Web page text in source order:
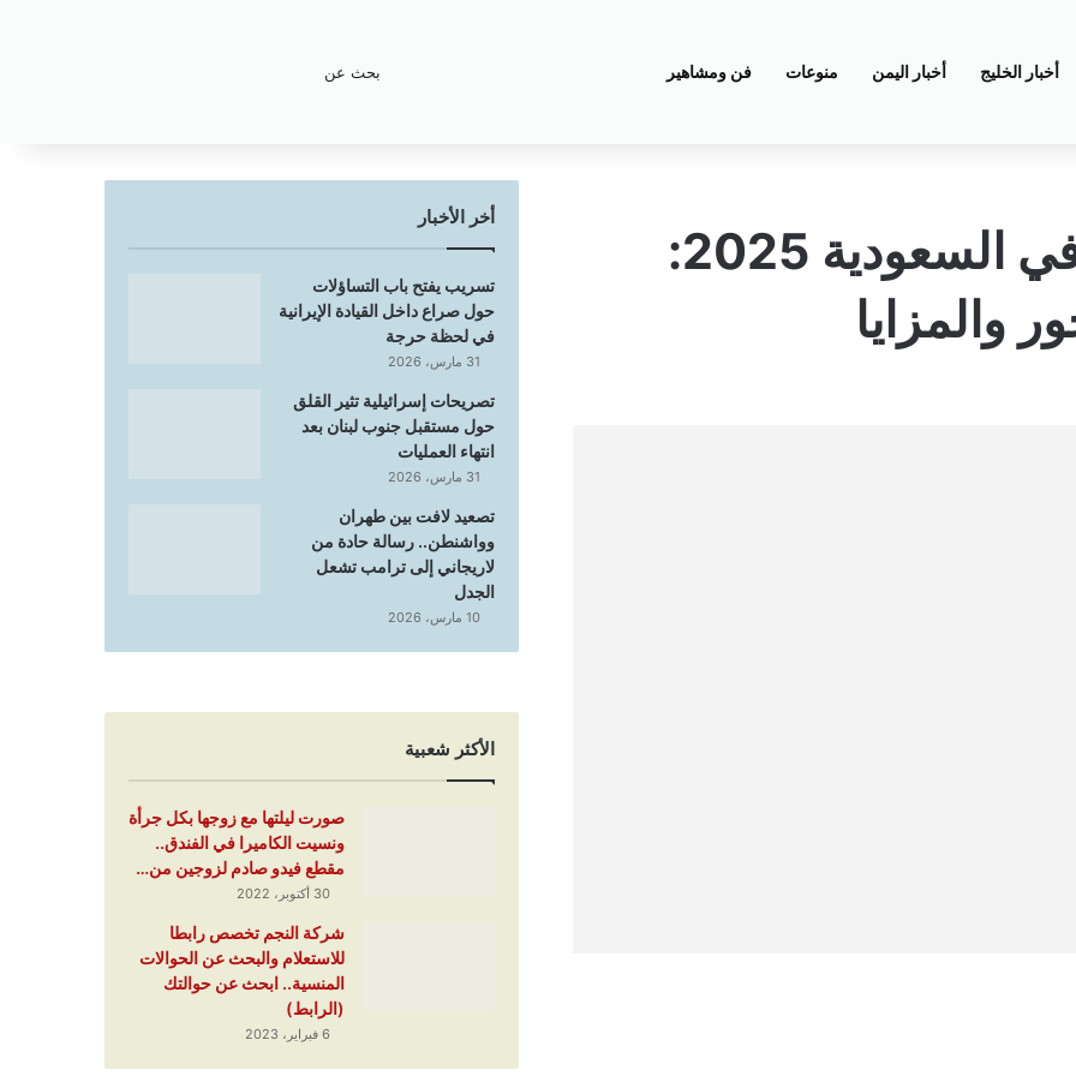
أخبار الخليج أخبار اليمن منوعات فن ومشاهير
سلم رواتب المعلمين في السعودية 2025:
والمزايا
أخر الأخبار
تسريب يفتح باب التساؤلات
حول صراع داخل القيادة الإيرانية
في لحظة حرجة
31 مارس، 2026
تصريحات إسرائيلية تثير القلق
حول مستقبل جنوب لبنان بعد
انتهاء العمليات
31 مارس، 2026
تصعيد لافت بين طهران
وواشنطن.. رسالة حادة من
لاريجاني إلى ترامب تشعل
الجدل
10 مارس، 2026
الأكثر شعبية
صورت ليلتها مع زوجها بكل جرأة
ونسيت الكاميرا في الفندق..
مقطع فيدو صادم لزوجين من…
30 أكتوبر، 2022
شركة النجم تخصص رابطا
للاستعلام والبحث عن الحوالات
المنسية.. ابحث عن حوالتك
(الرابط)
6 فبراير، 2023